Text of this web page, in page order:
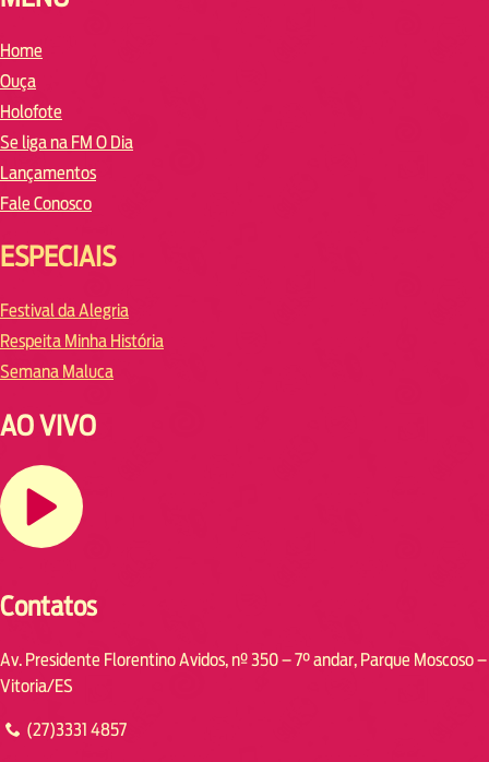
Home
Ouça
Holofote
Se liga na FM O Dia
Lançamentos
Fale Conosco
ESPECIAIS
Festival da Alegria
Respeita Minha História
Semana Maluca
AO VIVO
Contatos
Av. Presidente Florentino Avidos, nº 350 – 7° andar, Parque Moscoso –
Vitoria/ES
(27)3331 4857